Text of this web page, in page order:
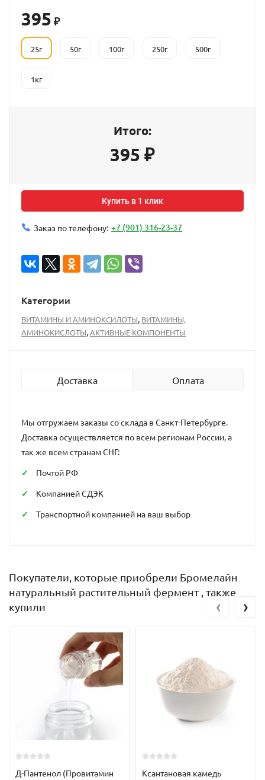
395 ₽
25г 50г 100г 250г 500г
1кг
Итого:
395 ₽
Купить в 1 клик
Заказ по телефону: +7 (901) 316-23-37
Категории
ВИТАМИНЫ И АМИНОКСИЛОТЫ, ВИТАМИНЫ,
АМИНОКИСЛОТЫ,АКТИВНЫЕ КОМПОНЕНТЫ
Доставка Оплата
Мы отгружаем заказы со склада в Санкт-Петербурге.
Доставка осуществляется по всем регионам России, а
так же всем странам СНГ:
Почтой РФ
Компанией СДЭК
Транспортной компанией на ваш выбор
Покупатели, которые приобрели Бромелайн
натуральный растительный фермент , также
купили
Д-Пантенол (Провитамин Ксантановая камедь
‹ ›